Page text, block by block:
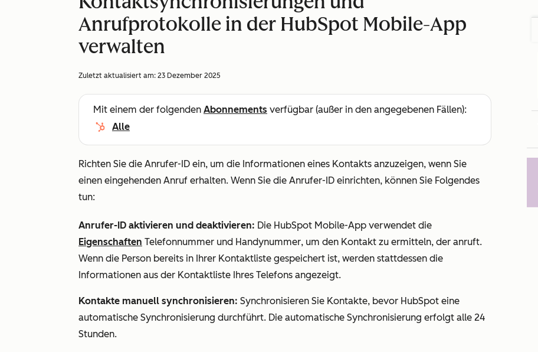
Anrufprotokolle in der HubSpot Mobile-App
verwalten
Zuletzt aktualisiert am: 23 Dezember 2025
Mit einem der folgenden Abonnements verfügbar (außer in den angegebenen Fällen):
Alle
Richten Sie die Anrufer-ID ein, um die Informationen eines Kontakts anzuzeigen, wenn Sie
einen eingehenden Anruf erhalten. Wenn Sie die Anrufer-ID einrichten, können Sie Folgendes
tun:
Anrufer-ID aktivieren und deaktivieren: Die HubSpot Mobile-App verwendet die
Eigenschaften Telefonnummer und Handynummer, um den Kontakt zu ermitteln, der anruft.
Wenn die Person bereits in Ihrer Kontaktliste gespeichert ist, werden stattdessen die
Informationen aus der Kontaktliste Ihres Telefons angezeigt.
Kontakte manuell synchronisieren: Synchronisieren Sie Kontakte, bevor HubSpot eine
automatische Synchronisierung durchführt. Die automatische Synchronisierung erfolgt alle 24
Stunden.